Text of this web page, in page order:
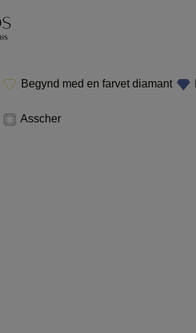
Begynd med en farvet diamant
Asscher